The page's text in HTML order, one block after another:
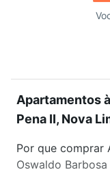
Apartamentos
Pena II, Nova
Por que comprar
Oswaldo